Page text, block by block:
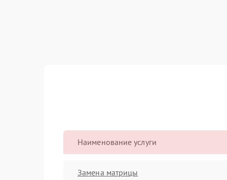
Наименование услуги
Замена матрицы